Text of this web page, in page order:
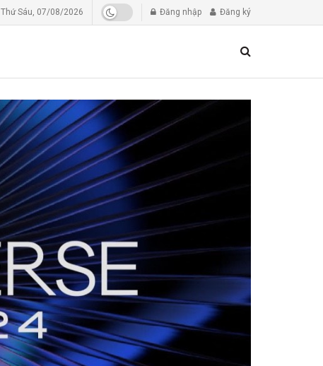
Thứ Sáu, 07/08/2026 Đăng nhập Đăng ký